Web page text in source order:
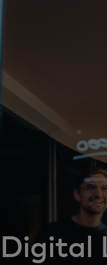
Для всего
Для
Новости и
Digital